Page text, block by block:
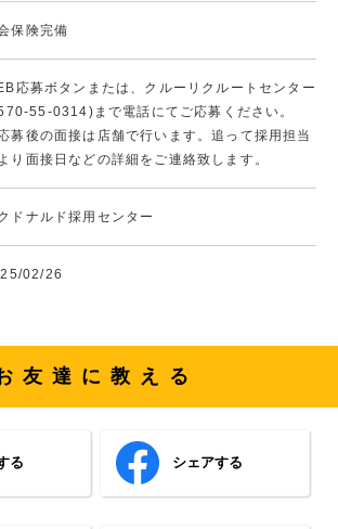
保険完備
応募ボタンまたは、クルーリクルートセンター
55-0314)まで電話にてご応募ください。
募後の面接は店舗で行います。追って採用担当
り面接日などの詳細をご連絡致します。
ドナルド採用センター
02/26
友達に教える
る シェアする